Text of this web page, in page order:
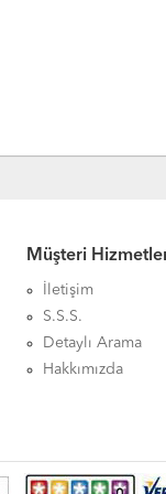
Müşteri
İletişim
S.S.S.
Detaylı Arama
Hakkımızda